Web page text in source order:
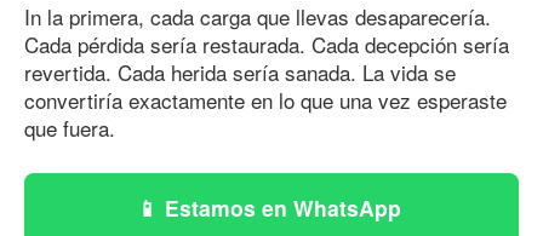
In la primera, cada carga que llevas desaparecería.
Cada pérdida sería restaurada. Cada decepción sería
revertida. Cada herida sería sanada. La vida se
convertiría exactamente en lo que una vez esperaste
que fuera.
Estamos en WhatsApp